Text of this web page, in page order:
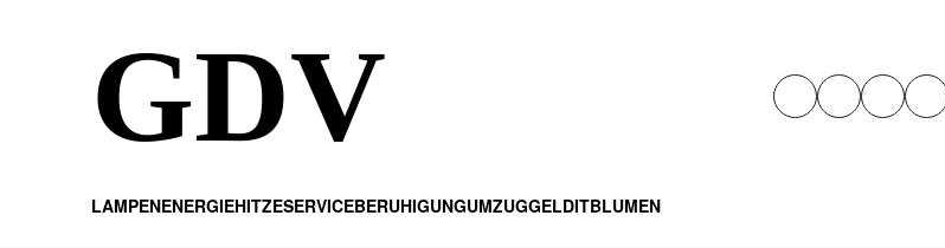
GDV
LAMPENENERGIEHITZESERVICEBERUHIGUNGUMZUGGELDITBLUMEN